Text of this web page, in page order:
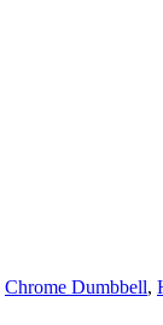
Chrome Dumbbell,